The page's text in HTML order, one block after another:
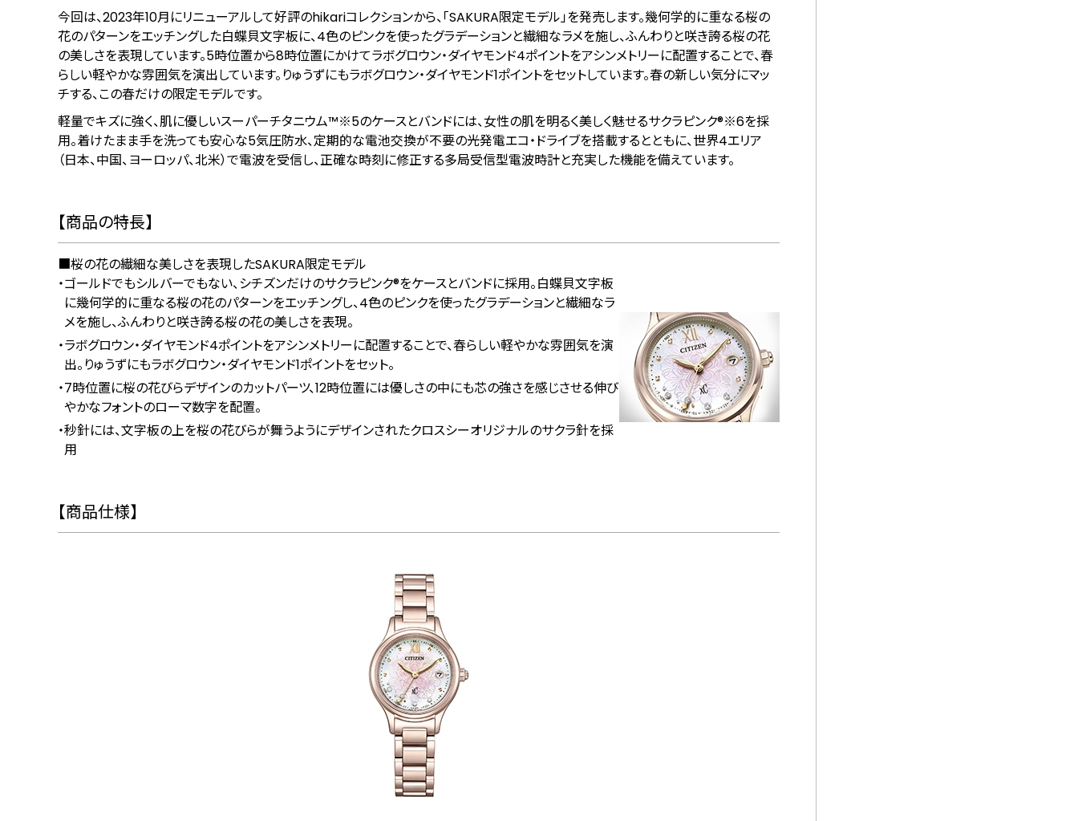
今回は、2023年10月にリニューアルして好評のhikariコレクションから、「SAKURA限定モデル」を発売します。幾何学的に重なる桜の
花のパターンをエッチングした白蝶貝文字板に、4色のピンクを使ったグラデーションと繊細なラメを施し、ふんわりと咲き誇る桜の花
の美しさを表現しています。5時位置から8時位置にかけてラボグロウン・ダイヤモンド4ポイントをアシンメトリーに配置することで、春
らしい軽やかな雰囲気を演出しています。りゅうずにもラボグロウン・ダイヤモンド1ポイントをセットしています。春の新しい気分にマッ
チする、この春だけの限定モデルです。
軽量でキズに強く、肌に優しいスーパーチタニウム™※5のケースとバンドには、⼥性の肌を明るく美しく魅せるサクラピンク®※6を採
⽤。着けたまま手を洗っても安心な5気圧防水、定期的な電池交換が不要の光発電エコ・ドライブを搭載するとともに、世界4エリア
（⽇本、中国、ヨーロッパ、北⽶）で電波を受信し、正確な時刻に修正する多局受信型電波時計と充実した機能を備えています。
【商品の特長】
■桜の花の繊細な美しさを表現したSAKURA限定モデル
ゴールドでもシルバーでもない、シチズンだけのサクラピンク®をケースとバンドに採用。白蝶貝文字板
に幾何学的に重なる桜の花のパターンをエッチングし、4色のピンクを使ったグラデーションと繊細なラ
メを施し、ふんわりと咲き誇る桜の花の美しさを表現。
ラボグロウン・ダイヤモンド4ポイントをアシンメトリーに配置することで、春らしい軽やかな雰囲気を演
出。りゅうずにもラボグロウン・ダイヤモンド1ポイントをセット。
7時位置に桜の花びらデザインのカットパーツ、12時位置には優しさの中にも芯の強さを感じさせる伸び
やかなフォントのローマ数字を配置。
秒針には、文字板の上を桜の花びらが舞うようにデザインされたクロスシーオリジナルのサクラ針を採
用
【商品仕様】